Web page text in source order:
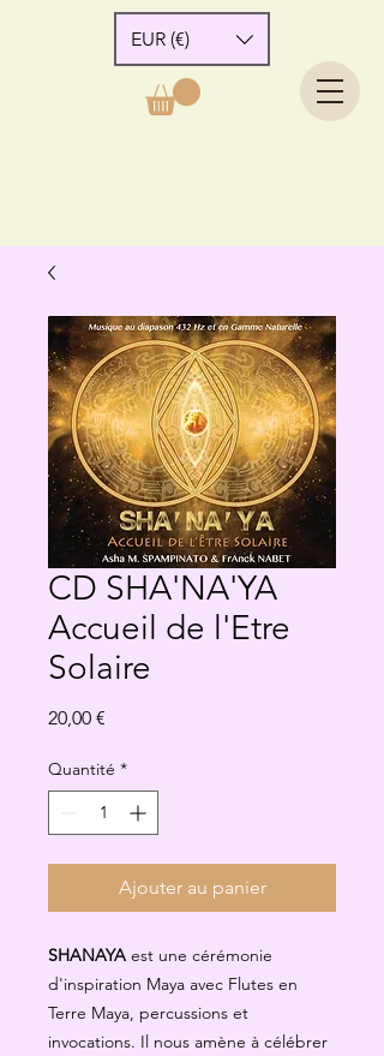
EUR (€)
CD SHA'NA'YA
Accueil de l'Etre
Solaire
20,00 €
Quantité *
Ajouter au panier
SHANAYA est une cérémonie
d'inspiration Maya avec Flutes en
Terre Maya, percussions et
invocations. Il nous amène à célébrer